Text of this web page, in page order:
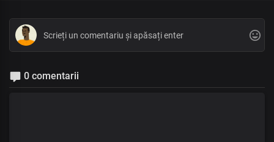
0 comentarii